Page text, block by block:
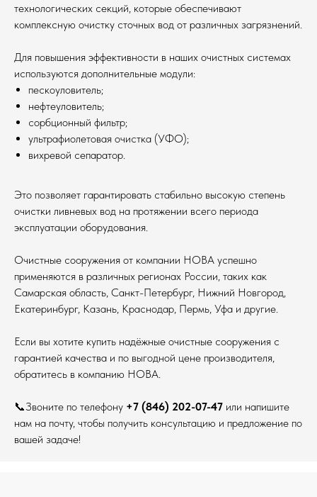
технологических секций, которые обеспечивают
комплексную очистку сточных вод от различных загрязнений.
Для повышения эффективности в наших очистных системах
используются дополнительные модули:
пескоуловитель;
нефтеуловитель;
сорбционный фильтр;
ультрафиолетовая очистка (УФО);
вихревой сепаратор.
Это позволяет гарантировать стабильно высокую степень
очистки ливневых вод на протяжении всего периода
эксплуатации оборудования.
Очистные сооружения от компании НОВА успешно
применяются в различных регионах России, таких как
Самарская область, Санкт-Петербург, Нижний Новгород,
Екатеринбург, Казань, Краснодар, Пермь, Уфа и другие.
Если вы хотите купить надёжные очистные сооружения с
гарантией качества и по выгодной цене производителя,
обратитесь в компанию НОВА.
📞Звоните по телефону +7 (846) 202-07-47 или напишите
нам на почту, чтобы получить консультацию и предложение по
вашей задаче!